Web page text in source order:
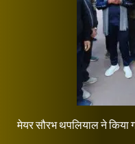
मेयर सौरभ थपलियाल ने किया